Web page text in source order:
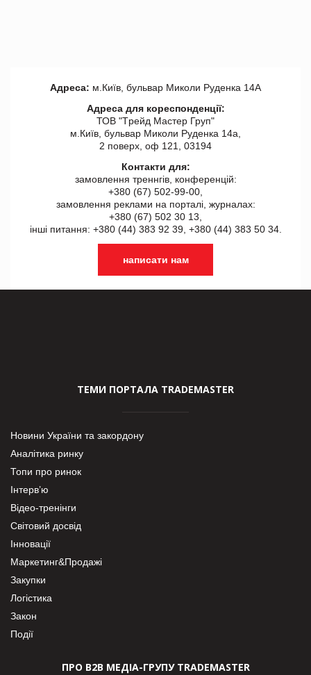
Адреса: м.Київ, бульвар Миколи Руденка 14А
Адреса для кореспонденції:
ТОВ "Tрейд Мастер Груп"
м.Київ, бульвар Миколи Руденка 14а,
2 поверх, оф 121, 03194
Контакти для:
замовлення треннгів, конференцій:
+380 (67) 502-99-00,
замовлення реклами на порталі, журналах:
+380 (67) 502 30 13,
інші питання: +380 (44) 383 92 39, +380 (44) 383 50 34.
написати нам
ТЕМИ ПОРТАЛА TRADEMASTER
Новини України та закордону
Аналітика ринку
Топи про ринок
Інтерв’ю
Відео-тренінги
Світовий досвід
Інновації
Маркетинг&Продажі
Закупки
Логістика
Закон
Події
ПРО В2В МЕДІА-ГРУПУ TRADEMASTER